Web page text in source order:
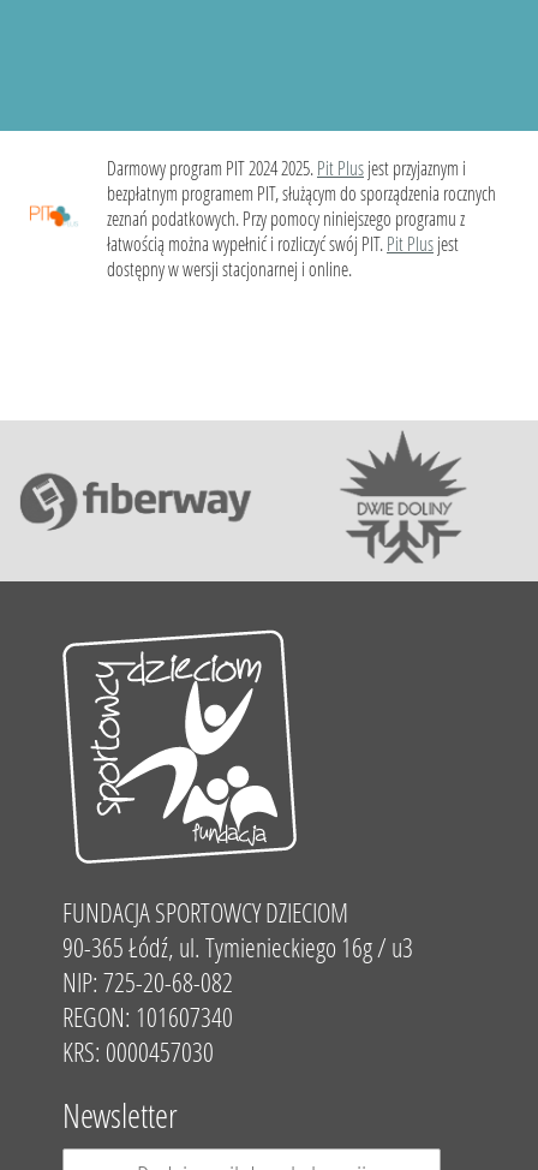
Darmowy program PIT 2024 2025.Pit Plusjest przyjaznym i
bezpłatnym programem PIT, służącym do sporządzenia rocznych
zeznań podatkowych. Przy pomocy niniejszego programu z
łatwością można wypełnić i rozliczyć swój PIT.Pit Plusjest
dostępny w wersji stacjonarnej i online.
FUNDACJA SPORTOWCY DZIECIOM
90-365 Łódź, ul. Tymienieckiego 16g / u3
NIP: 725-20-68-082
REGON: 101607340
KRS: 0000457030
Newsletter